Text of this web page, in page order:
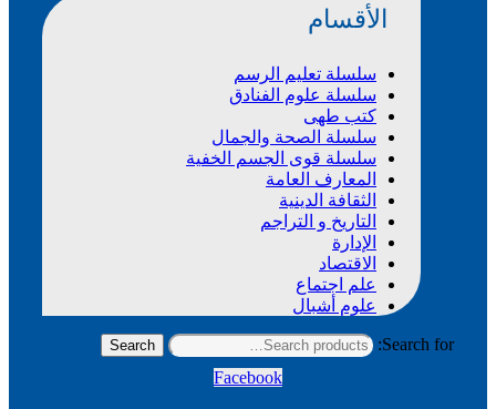
الأقسام
سلسلة تعليم الرسم
سلسلة علوم الفنادق
كتب طهى
سلسلة الصحة والجمال
سلسلة قوى الجسم الخفية
المعارف العامة
الثقافة الدينية
التاريخ و التراجم
الإدارة
الاقتصاد
علم اجتماع
علوم أشبال
Search for:
Search
Facebook